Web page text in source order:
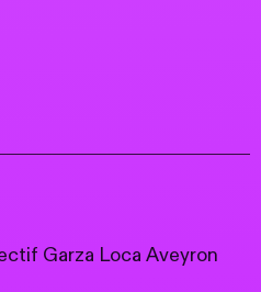
Garza Loca Aveyron